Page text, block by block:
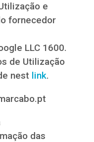
e
fornecedor
LLC 1600.
de Utilização
nest link.
das